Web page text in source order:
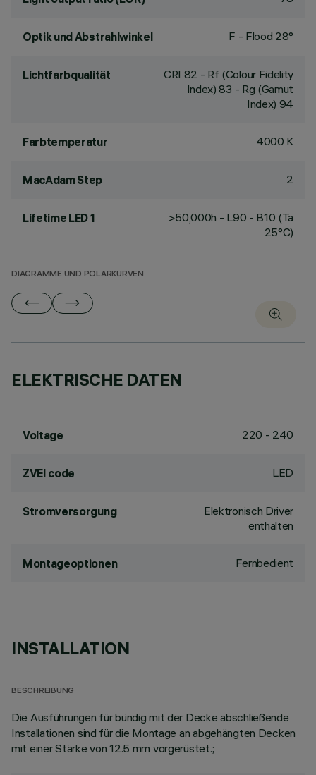
Optik und Abstrahlwinkel F - Flood 28°
Lichtfarbqualität CRI 82 - Rf (Colour Fidelity
Index) 83 - Rg (Gamut
Index) 94
Farbtemperatur 4000 K
MacAdam Step 2
Lifetime LED 1
>50,000h - L90 - B10 (Ta
25°C)
DIAGRAMME UND POLARKURVEN
ELEKTRISCHE DATEN
Voltage 220 - 240
ZVEI code LED
Stromversorgung
Elektronisch Driver
enthalten
Montageoptionen Fernbedient
INSTALLATION
BESCHREIBUNG
Die Ausführungen für bündig mit der Decke abschließende
Installationen sind für die Montage an abgehängten Decken
mit einer Stärke von 12.5 mm vorgerüstet.;